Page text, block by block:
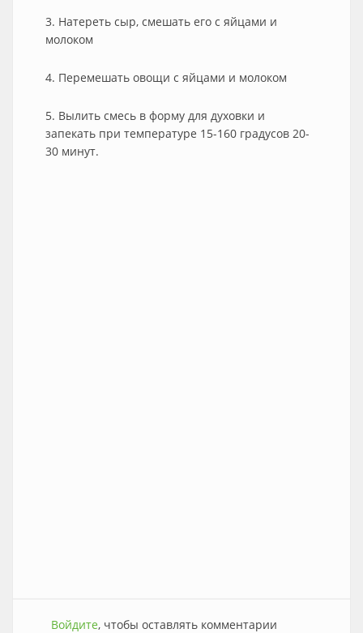
3. Натереть сыр, смешать его с яйцами и
молоком
4. Перемешать овощи с яйцами и молоком
5. Вылить смесь в форму для духовки и
запекать при температуре 15-160 градусов 20-
30 минут.
Войдите, чтобы оставлять комментарии